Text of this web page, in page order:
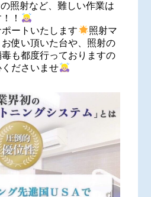
照射など、難しい作業は
！
ートいたします
照射マ
使い頂いた台や、照射の
も都度行っておりますの
ださいませ